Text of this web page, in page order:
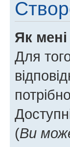
Як
Для
(Ви